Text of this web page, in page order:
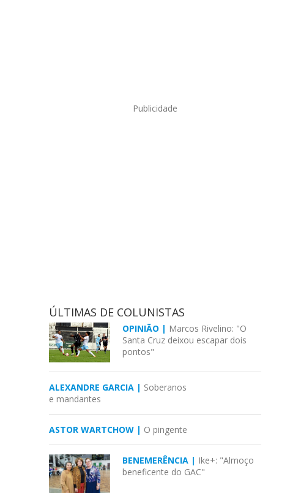
Publicidade
ÚLTIMAS DE COLUNISTAS
OPINIÃO | Marcos Rivelino: "O
Santa Cruz deixou escapar dois
pontos"
ALEXANDRE GARCIA | Soberanos
e mandantes
ASTOR WARTCHOW | O pingente
BENEMERÊNCIA | Ike+: "Almoço
beneficente do GAC"